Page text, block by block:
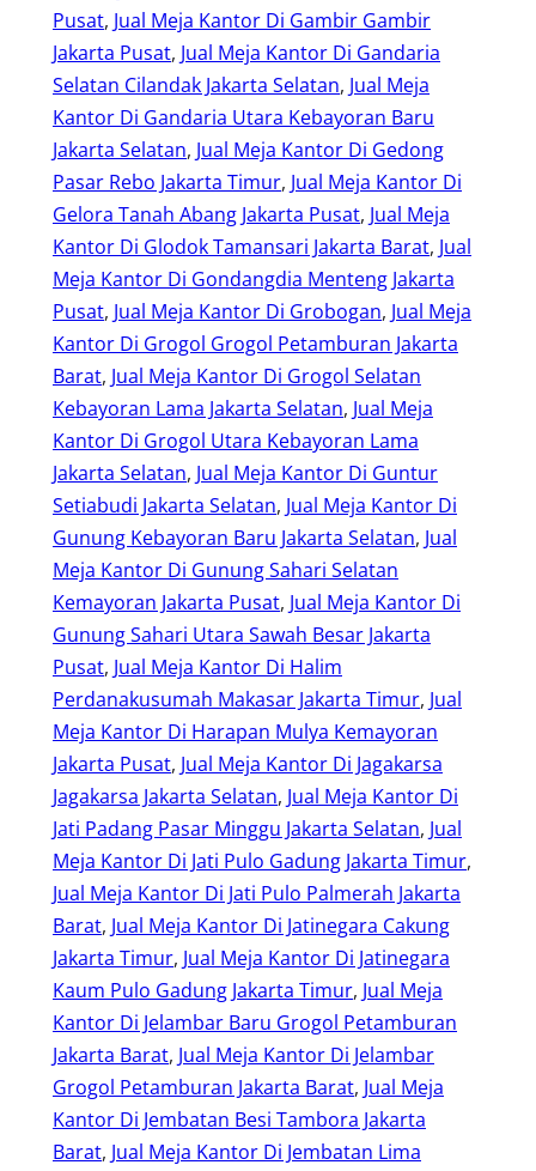
Pusat, Jual Meja Kantor Di Gambir Gambir
Jakarta Pusat, Jual Meja Kantor Di Gandaria
Selatan Cilandak Jakarta Selatan, Jual Meja
Kantor Di Gandaria Utara Kebayoran Baru
Jakarta Selatan, Jual Meja Kantor Di Gedong
Pasar Rebo Jakarta Timur, Jual Meja Kantor Di
Gelora Tanah Abang Jakarta Pusat, Jual Meja
Kantor Di Glodok Tamansari Jakarta Barat, Jual
Meja Kantor Di Gondangdia Menteng Jakarta
Pusat, Jual Meja Kantor Di Grobogan, Jual Meja
Kantor Di Grogol Grogol Petamburan Jakarta
Barat, Jual Meja Kantor Di Grogol Selatan
Kebayoran Lama Jakarta Selatan, Jual Meja
Kantor Di Grogol Utara Kebayoran Lama
Jakarta Selatan, Jual Meja Kantor Di Guntur
Setiabudi Jakarta Selatan, Jual Meja Kantor Di
Gunung Kebayoran Baru Jakarta Selatan, Jual
Meja Kantor Di Gunung Sahari Selatan
Kemayoran Jakarta Pusat, Jual Meja Kantor Di
Gunung Sahari Utara Sawah Besar Jakarta
Pusat, Jual Meja Kantor Di Halim
Perdanakusumah Makasar Jakarta Timur, Jual
Meja Kantor Di Harapan Mulya Kemayoran
Jakarta Pusat, Jual Meja Kantor Di Jagakarsa
Jagakarsa Jakarta Selatan, Jual Meja Kantor Di
Jati Padang Pasar Minggu Jakarta Selatan, Jual
Meja Kantor Di Jati Pulo Gadung Jakarta Timur
Jual Meja Kantor Di Jati Pulo Palmerah Jakarta
Barat, Jual Meja Kantor Di Jatinegara Cakung
Jakarta Timur, Jual Meja Kantor Di Jatinegara
Kaum Pulo Gadung Jakarta Timur, Jual Meja
Kantor Di Jelambar Baru Grogol Petamburan
Jakarta Barat, Jual Meja Kantor Di Jelambar
Grogol Petamburan Jakarta Barat, Jual Meja
Kantor Di Jembatan Besi Tambora Jakarta
Barat, Jual Meja Kantor Di Jembatan Lima